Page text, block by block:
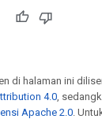
di halaman ini
4.0,
Apache 2.0.